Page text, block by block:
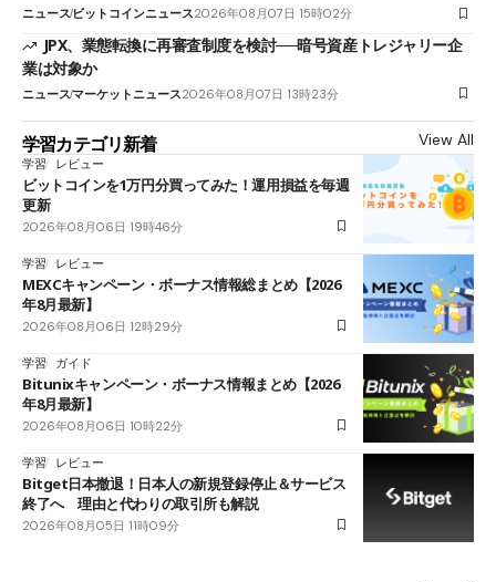
ニュースビットコインニュース2026年08月07日 15時02分
JPX、業態転換に再審査制度を検討──暗号資産トレジャリー企
業は対象か
ニュースマーケットニュース2026年08月07日 13時23分
学習カテゴリ新着 View All
学習 レビュー
ビットコインを1万円分買ってみた！運用損益を毎週
更新
2026年08月06日 19時46分
学習 レビュー
MEXCキャンペーン・ボーナス情報総まとめ【2026
年8月最新】
2026年08月06日 12時29分
学習 ガイド
Bitunixキャンペーン・ボーナス情報まとめ【2026
年8月最新】
2026年08月06日 10時22分
学習 レビュー
Bitget日本撤退！日本人の新規登録停止＆サービス
終了へ 理由と代わりの取引所も解説
2026年08月05日 11時09分